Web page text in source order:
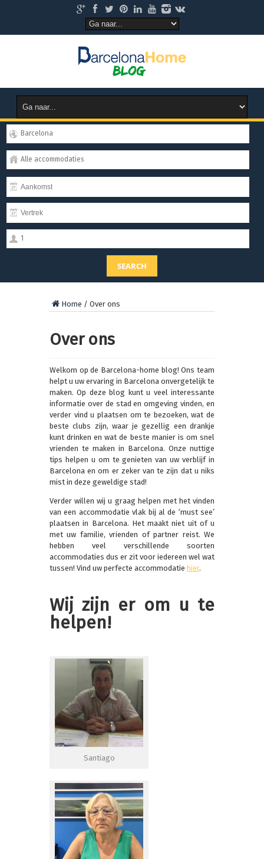
Barcelona
Alle accommodaties
1
SEARCH
Home / Over ons
Over ons
Welkom op de Barcelona-home blog! Ons team
helpt u uw ervaring in Barcelona onvergetelijk te
maken. Op deze blog kunt u veel interessante
informatie over de stad en omgeving vinden, en
verder vind u plaatsen om te bezoeken, wat de
beste clubs zijn, waar je gezellig een drankje
kunt drinken en wat de beste manier is om snel
vrienden te maken in Barcelona. Onze nuttige
tips helpen u om te genieten van uw verblijf in
Barcelona en om er zeker van te zijn dat u niks
mist in deze geweldige stad!
Verder willen wij u graag helpen met het vinden
van een accommodatie vlak bij al de ‘must see’
plaatsen in Barcelona. Het maakt niet uit of u
met uw familie, vrienden of partner reist. We
hebben veel verschillende soorten
accommodaties dus er zit voor iedereen wel wat
tussen! Vind uw perfecte accommodatie hier.
Wij zijn er om u te
helpen!
Santiago